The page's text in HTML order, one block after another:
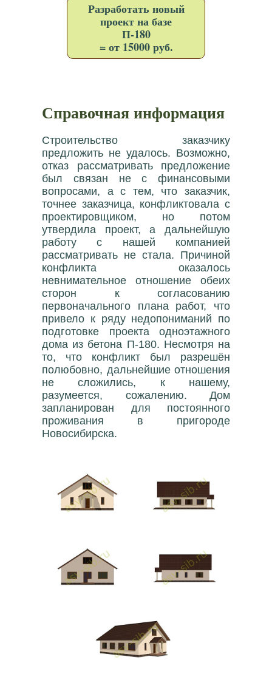
Разработать новый
проект на базе
П-180
= от 15000 руб.
Справочная информация
Строительство заказчику
предложить не удалось. Возможно,
отказ рассматривать предложение
был связан не с финансовыми
вопросами, а с тем, что заказчик,
точнее заказчица, конфликтовала с
проектировщиком, но потом
утвердила проект, а дальнейшую
работу с нашей компанией
рассматривать не стала. Причиной
конфликта оказалось
невнимательное отношение обеих
сторон к согласованию
первоначального плана работ, что
привело к ряду недопониманий по
подготовке проекта одноэтажного
дома из бетона П-180. Несмотря на
то, что конфликт был разрешён
полюбовно, дальнейшие отношения
не сложились, к нашему,
разумеется, сожалению. Дом
запланирован для постоянного
проживания в пригороде
Новосибирска.